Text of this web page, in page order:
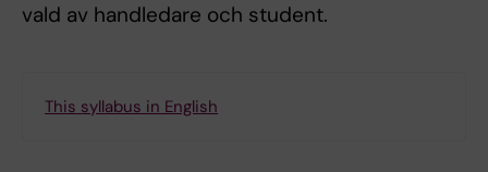
vald av handledare och student.
This syllabus in English